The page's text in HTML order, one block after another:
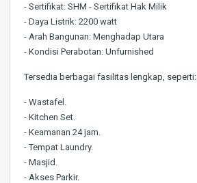
- Sertifikat: SHM - Sertifikat Hak Milik
- Daya Listrik: 2200 watt
- Arah Bangunan: Menghadap Utara
- Kondisi Perabotan: Unfurnished
Tersedia berbagai fasilitas lengkap, seperti:
- Wastafel.
- Kitchen Set.
- Keamanan 24 jam.
- Tempat Laundry.
- Masjid.
- Akses Parkir.